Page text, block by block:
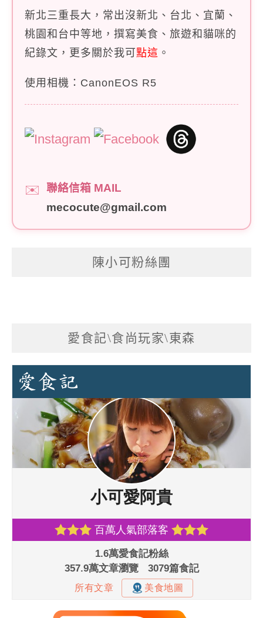
新北三重長大，常出沒新北、台北、宜蘭、
桃園和台中等地，撰寫美食、旅遊和貓咪的
紀錄文，更多關於我可點這 。
使用相機：CanonEOS R5
✉️
聯絡信箱 MAIL
mecocute@gmail.com
陳小可粉絲團
愛食記\食尚玩家\東森